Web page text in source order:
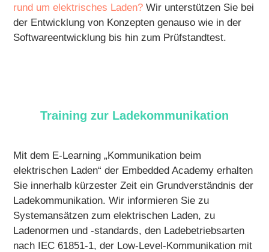
rund um elektrisches Laden? Wir unterstützen Sie bei
der Entwicklung von Konzepten genauso wie in der
Softwareentwicklung bis hin zum Prüfstandtest.
Training zur Ladekommunikation
Mit dem E-Learning „Kommunikation beim
elektrischen Laden“ der Embedded Academy erhalten
Sie innerhalb kürzester Zeit ein Grundverständnis der
Ladekommunikation. Wir informieren Sie zu
Systemansätzen zum elektrischen Laden, zu
Ladenormen und -standards, den Ladebetriebsarten
nach IEC 61851-1, der Low-Level-Kommunikation mit